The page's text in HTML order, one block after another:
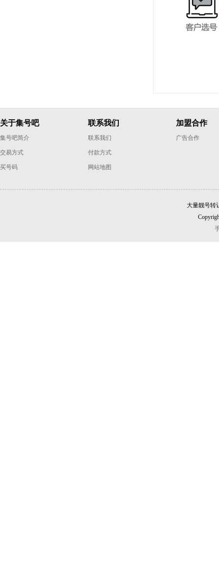
关于集号吧
集号吧简介
交易方式
买号码
联系我们
联系我们
付款方式
网站地图
加盟合作
广告合作
大量靓号转